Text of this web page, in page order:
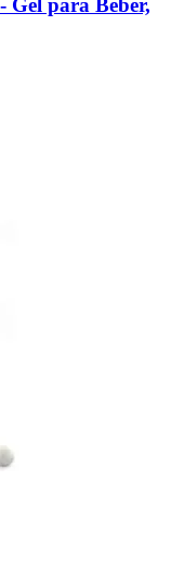
Gel para Beber,